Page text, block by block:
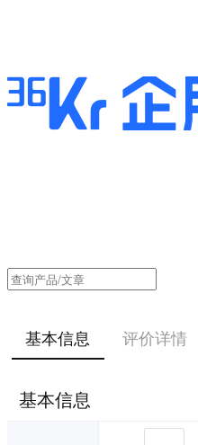
基本信息 评价详情
基本信息